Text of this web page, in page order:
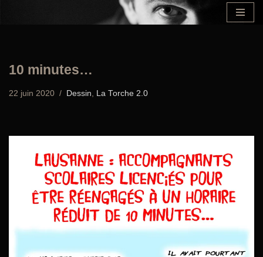
10 minutes…
22 juin 2020 Dessin, La Torche 2.0